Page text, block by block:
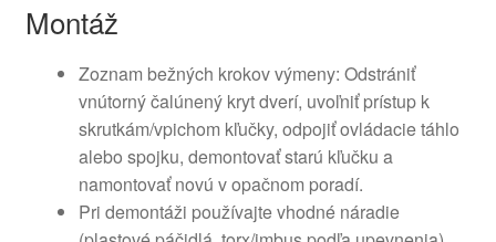
Montáž
Zoznam bežných krokov výmeny: Odstrániť
vnútorný čalúnený kryt dverí, uvoľniť prístup k
skrutkám/vpichom kľučky, odpojiť ovládacie táhlo
alebo spojku, demontovať starú kľučku a
namontovať novú v opačnom poradí.
Pri demontáži používajte vhodné náradie